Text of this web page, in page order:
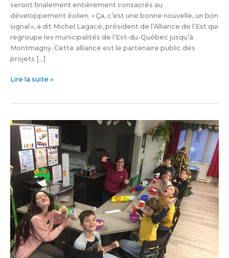
seront finalement entièrement consacrés au
développement éolien. « Ça, c’est une bonne nouvelle, un bon
signal », a dit Michel Lagacé, président de l’Alliance de l’Est qui
regroupe les municipalités de l’Est-du-Québec jusqu’à
Montmagny. Cette alliance est le partenaire public des
projets […]
Lire la suite »
Fête
Noël
la
Maison
de
Jeunes
de
Saint-
Pascal